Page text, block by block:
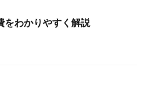
をわかりやすく解説